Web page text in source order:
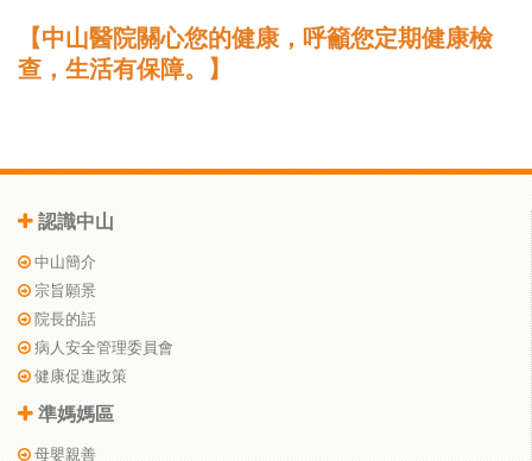
【中山醫院關心您的健康，呼籲您定期健康檢
查，生活有保障。】
認識中山
中山簡介
宗旨願景
院長的話
病人安全管理委員會
健康促進政策
準媽媽區
母嬰親善